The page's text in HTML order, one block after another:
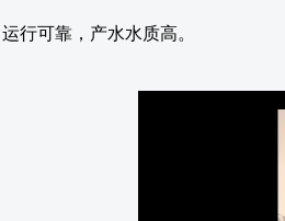
行可靠，产水水质高。